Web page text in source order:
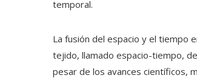
temporal.
La fusión del espacio y el tiempo
tejido, llamado espacio-tiempo,
pesar de los avances científicos,